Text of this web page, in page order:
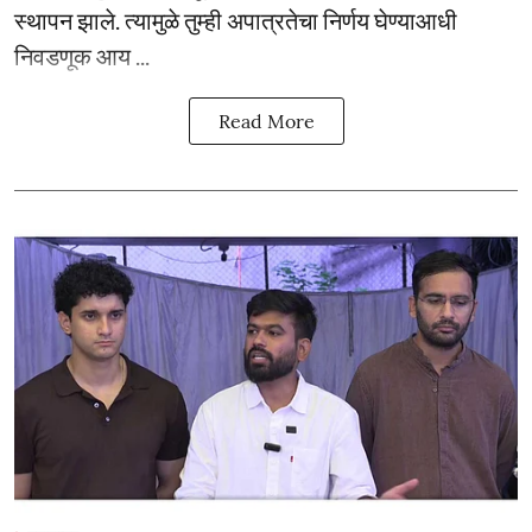
स्थापन झाले. त्यामुळे तुम्ही अपात्रतेचा निर्णय घेण्याआधी
निवडणूक आय ...
Read More